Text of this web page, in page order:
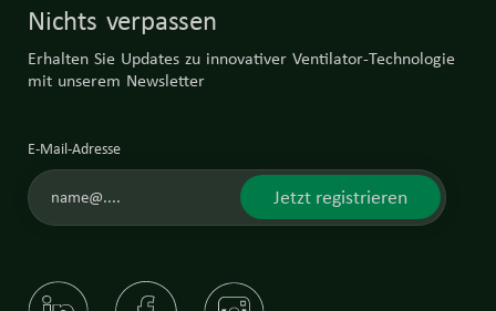
Nichts verpassen
Erhalten Sie Updates zu innovativer Ventilator-Technologie
mit unserem Newsletter
E-Mail-Adresse
Jetzt registrieren